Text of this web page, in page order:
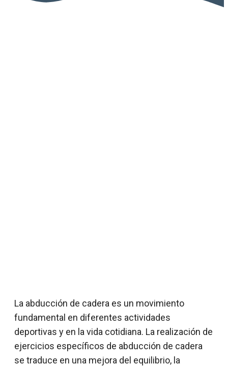
La abducción de cadera es un movimiento
fundamental en diferentes actividades
deportivas y en la vida cotidiana. La realización de
ejercicios específicos de abducción de cadera
se traduce en una mejora del equilibrio, la